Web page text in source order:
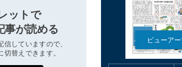
ットで
事が読める
していますので、
替えできます。